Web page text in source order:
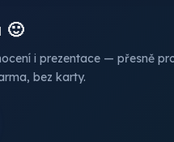
🙂
i prezentace — přesně
bez karty.